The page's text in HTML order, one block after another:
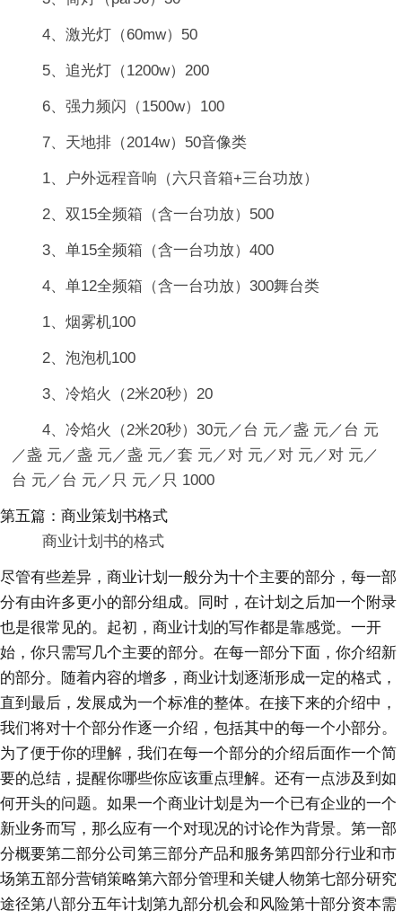
4、激光灯（60mw）50
5、追光灯（1200w）200
6、强力频闪（1500w）100
7、天地排（2014w）50音像类
1、户外远程音响（六只音箱+三台功放）
2、双15全频箱（含一台功放）500
3、单15全频箱（含一台功放）400
4、单12全频箱（含一台功放）300舞台类
1、烟雾机100
2、泡泡机100
3、冷焰火（2米20秒）20
4、冷焰火（2米20秒）30元／台 元／盏 元／台 元
／盏 元／盏 元／盏 元／套 元／对 元／对 元／对 元／
台 元／台 元／只 元／只 1000
第五篇：商业策划书格式
商业计划书的格式
尽管有些差异，商业计划一般分为十个主要的部分，每一部
分有由许多更小的部分组成。同时，在计划之后加一个附录
也是很常见的。起初，商业计划的写作都是靠感觉。一开
始，你只需写几个主要的部分。在每一部分下面，你介绍新
的部分。随着内容的增多，商业计划逐渐形成一定的格式，
直到最后，发展成为一个标准的整体。在接下来的介绍中，
我们将对十个部分作逐一介绍，包括其中的每一个小部分。
为了便于你的理解，我们在每一个部分的介绍后面作一个简
要的总结，提醒你哪些你应该重点理解。还有一点涉及到如
何开头的问题。如果一个商业计划是为一个已有企业的一个
新业务而写，那么应有一个对现况的讨论作为背景。第一部
分概要第二部分公司第三部分产品和服务第四部分行业和市
场第五部分营销策略第六部分管理和关键人物第七部分研究
途径第八部分五年计划第九部分机会和风险第十部分资本需